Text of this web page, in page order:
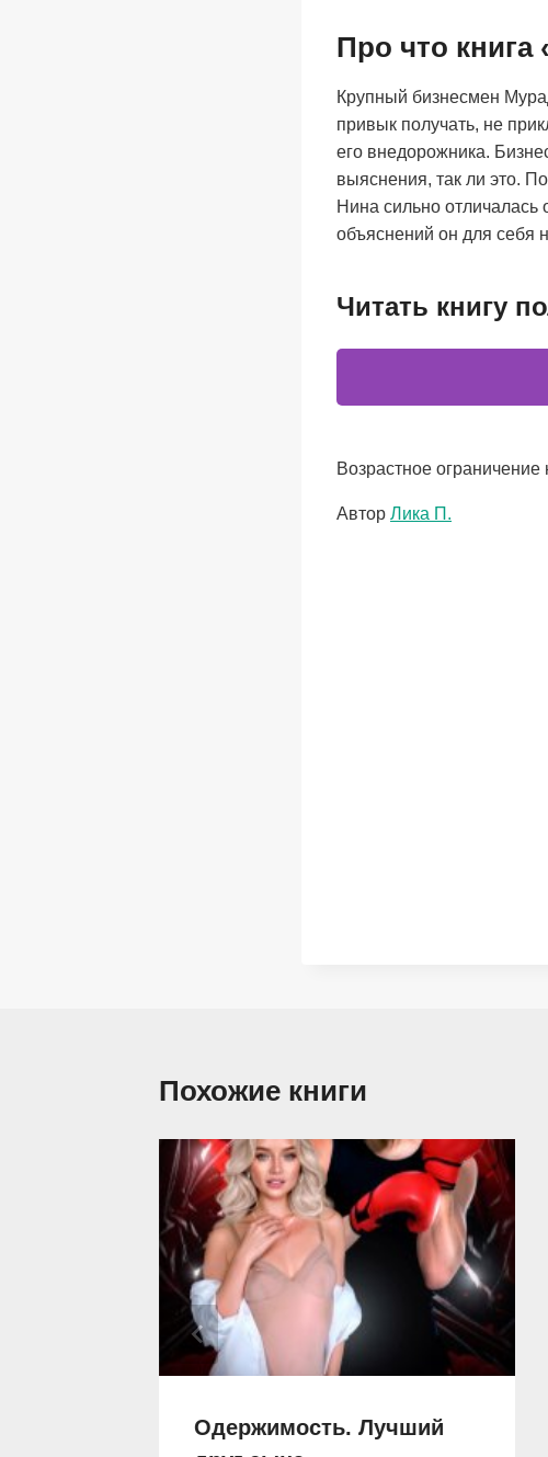
Про что
Крупный бизнесмен
привык получать, не
его внедорожника.
выяснения, так ли это.
Нина сильно отличалась
объяснений он для себя
Читать книгу
Возрастное ограничение
Метки
Автор Лика П.
Похожие книги
Одержимость. Лучший